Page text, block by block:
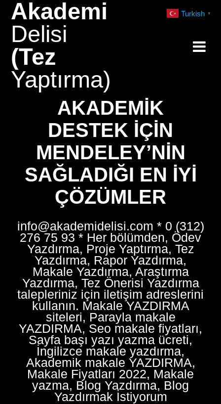
Akademi
Delisi
(Tez
Yaptırma)
AKADEMIK
DESTEK İÇIN
MENDELEY’NIN
SAĞLADIĞI EN İYI
ÇÖZÜMLER
info@akademidelisi.com * 0 (312)
276 75 93 * Her bölümden, Ödev
Yazdırma, Proje Yaptırma, Tez
Yazdırma, Rapor Yazdırma,
Makale Yazdırma, Araştırma
Yazdırma, Tez Önerisi Yazdırma
talepleriniz için iletişim adreslerini
kullanın. Makale YAZDIRMA
siteleri, Parayla makale
YAZDIRMA, Seo makale fiyatları,
Sayfa başı yazı yazma ücreti,
İngilizce makale yazdırma,
Akademik makale YAZDIRMA,
Makale Fiyatları 2022, Makale
yazma, Blog Yazdırma, Blog
Yazdırmak İstiyorum
Turkish ▼